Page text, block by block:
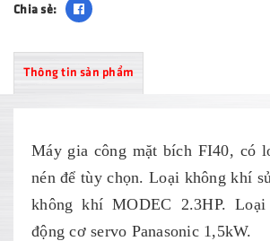
Chia sẻ:
Thông tin sản phẩm
Máy gia công mặt bích FI40, có
nén để tùy chọn. Loại không khí
không khí MODEC 2.3HP.
động cơ servo Panasonic 1,5kW.